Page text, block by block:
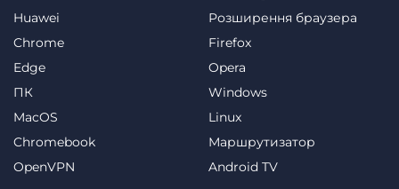
Huawei
Розширення браузера
Chrome
Firefox
Edge
Opera
ПК
Windows
MacOS
Linux
Chromebook
Маршрутизатор
OpenVPN
Android TV